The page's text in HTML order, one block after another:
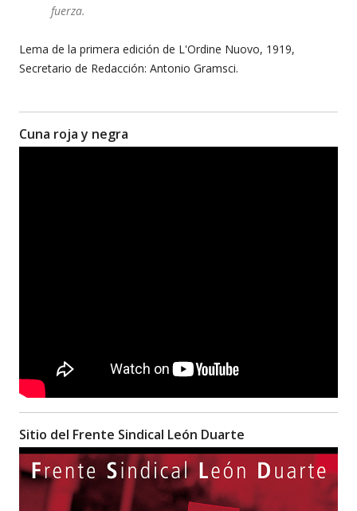
fuerza.
Lema de la primera edición de L'Ordine Nuovo, 1919,
Secretario de Redacción: Antonio Gramsci.
Cuna roja y negra
Sitio del Frente Sindical León Duarte